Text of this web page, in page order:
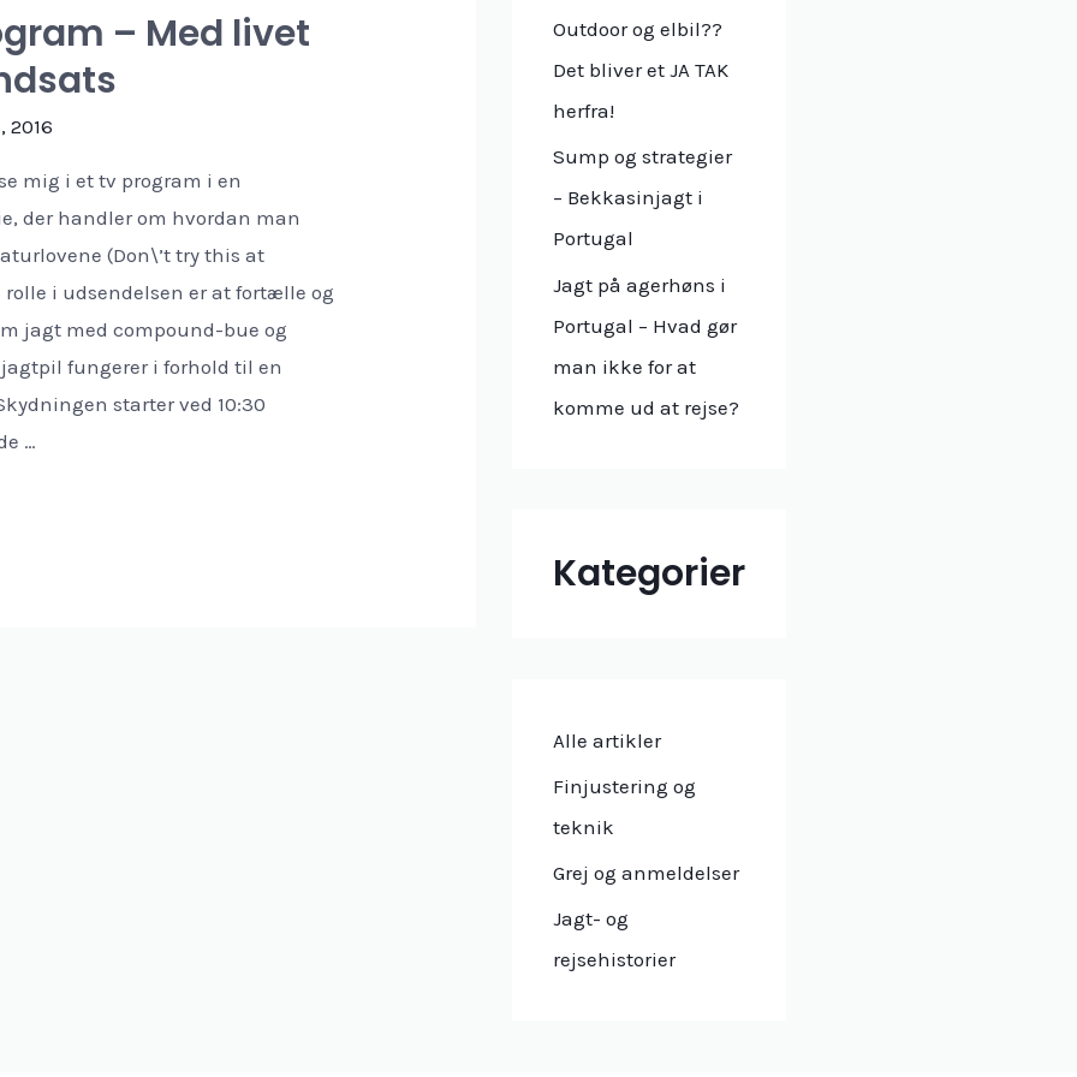
– Med livet
2016
mig i et tv program i en
der handler om hvordan man
(Don\’t try this at
rolle i udsendelsen er at fortælle og
jagt med compound-bue og
fungerer i forhold til en
starter ved 10:30
…
Outdoor og elbil??
Det bliver et JA TAK
herfra!
Sump og strategier
– Bekkasinjagt i
Portugal
Jagt på agerhøns i
Portugal – Hvad gør
man ikke for at
komme ud at rejse?
Kategorier
Alle artikler
Finjustering og
teknik
Grej og anmeldelser
Jagt- og
rejsehistorier